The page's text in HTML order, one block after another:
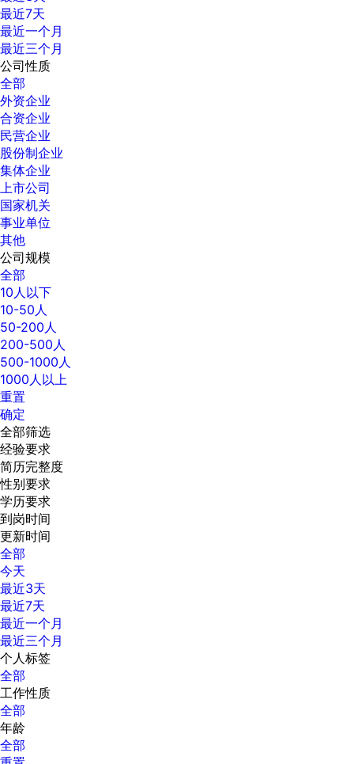
最近7天
最近一个月
最近三个月
公司性质
全部
外资企业
合资企业
民营企业
股份制企业
集体企业
上市公司
国家机关
事业单位
其他
公司规模
全部
10人以下
10-50人
50-200人
200-500人
500-1000人
1000人以上
重置
确定
全部筛选
经验要求
简历完整度
性别要求
学历要求
到岗时间
更新时间
全部
今天
最近3天
最近7天
最近一个月
最近三个月
个人标签
全部
工作性质
全部
年龄
全部